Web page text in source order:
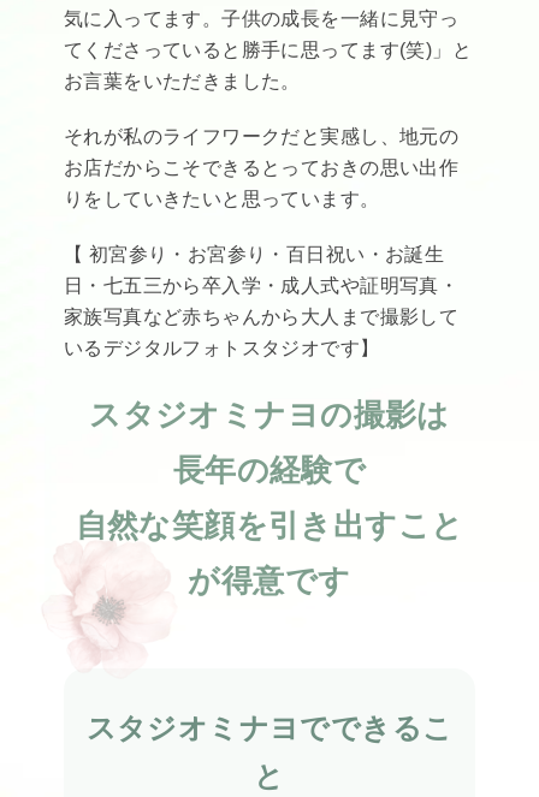
気に入ってます。子供の成長を一緒に見守っ
てくださっていると勝手に思ってます(笑)」と
お言葉をいただきました。
それが私のライフワークだと実感し、地元の
お店だからこそできるとっておきの思い出作
りをしていきたいと思っています。
【 初宮参り・お宮参り・百日祝い・お誕生
日・七五三から卒入学・成人式や証明写真・
家族写真など赤ちゃんから大人まで撮影して
いるデジタルフォトスタジオです】
スタジオミナヨの撮影は
長年の経験で
自然な笑顔を引き出すこと
が得意です
スタジオミナヨでできるこ
と